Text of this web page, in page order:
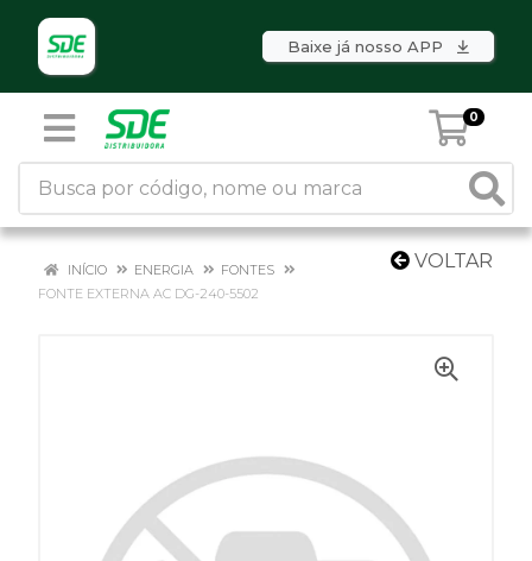
Baixe já nosso APP
0
VOLTAR
INÍCIO ENERGIA
FONTES
FONTE EXTERNA AC DG-240-5502